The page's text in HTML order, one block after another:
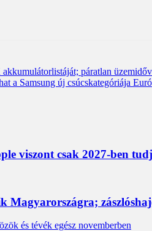
páratlan
a Samsung új csúcskategóriája
viszont csak 2027-ben
Magyarországra;